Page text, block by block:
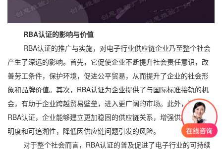
RBA认证的影响与价值
RBA认证的推广与实施，对电子行业供应链企业乃至整个社会
产生了深远的影响。首先，它促使企业不断提升社会责任意识，改
善劳工条件，保护环境，促进公平贸易，从而提升了企业的社会形
象和品牌价值。其次，RBA认证为企业提供了与国际标准接轨的机
会，有助于企业跨越贸易壁垒，进入更广阔的市场。此外，通过
RBA认证，企业能够建立更加稳固的供应链关系，增强供应链的透
明度和可追溯性，降低因供应链问题引发的风险。
对于整个社会而言，RBA认证的普及促进了电子行业的可持续